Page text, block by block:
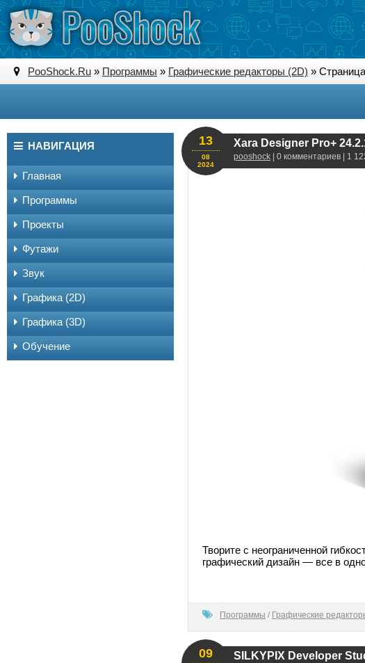
PooShock.Ru » Программы » Графические редакторы (2D) »
Xara Designer Pro+
pooshock | 0 комментариев | 1
13
08
2024
Творите с неограниченной
графический дизайн — все в
Программы / Графические
SILKYPIX Developer
09
НАВИГАЦИЯ
Главная
Программы
Проекты
Футажи
Звук
Графика (2D)
Графика (3D)
Обучение